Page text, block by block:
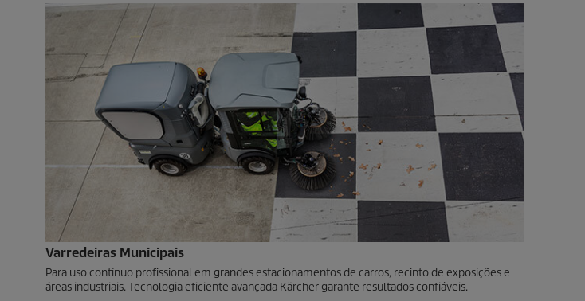
Varredeiras Municipais
Para uso contínuo profissional em grandes estacionamentos de carros, recinto de exposições e
áreas industriais. Tecnologia eficiente avançada Kärcher garante resultados confiáveis.